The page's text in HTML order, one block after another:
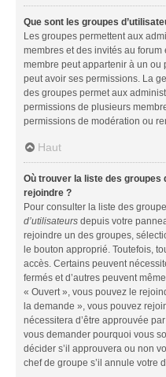
Que sont les groupes
Les groupes permettent aux
membres et des invités au
membre peut appartenir à un
peut avoir ses permissions. La
des groupes permet aux
permissions de plusieurs
permissions de modération ou
Haut
Où trouver la liste des groupes
rejoindre ?
Pour consulter la liste des
d’utilisateurs depuis votre
rejoindre un des groupes,
le bouton approprié. Toutefois,
accès. Certains peuvent
fermés et d’autres peuvent
« Ouvert », vous pouvez le
la demande », vous pouvez
nécessitera d’être approuvée
vous demander pourquoi vous
décider s’il approuvera ou non
chef de groupe s’il annule votre